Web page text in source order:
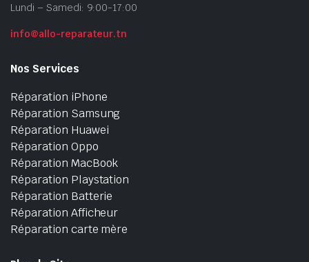
Lundi – Samedi: 9:00-17:00
info@allo-reparateur.tn
Nos Services
Réparation iPhone
Réparation Samsung
Réparation Huawei
Réparation Oppo
Réparation MacBook
Réparation Playstation
Réparation Batterie
Réparation Afficheur
Réparation carte mère